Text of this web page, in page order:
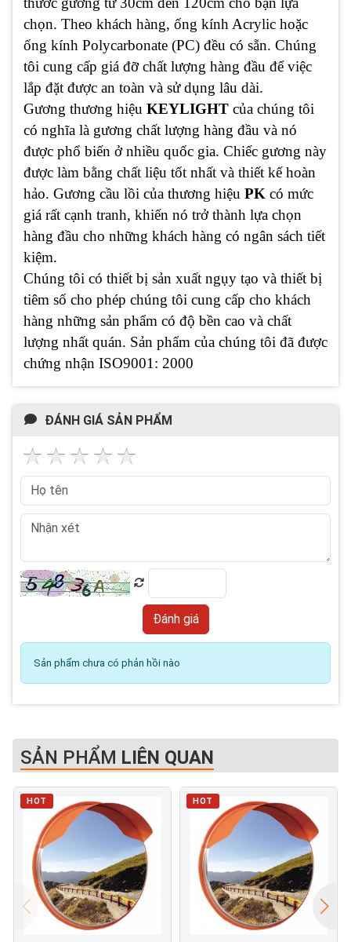
chọn. Theo khách hàng, ống kính Acrylic hoặc
ống kính Polycarbonate (PC) đều có sẵn. Chúng
tôi cung cấp giá đỡ chất lượng hàng đầu để việc
lắp đặt được an toàn và sử dụng lâu dài.
Gương thương hiệu KEYLIGHT của chúng tôi
có nghĩa là gương chất lượng hàng đầu và nó
được phổ biến ở nhiều quốc gia. Chiếc gương này
được làm bằng chất liệu tốt nhất và thiết kế hoàn
hảo. Gương cầu lồi của thương hiệu PK có mức
giá rất cạnh tranh, khiến nó trở thành lựa chọn
hàng đầu cho những khách hàng có ngân sách tiết
kiệm.
Chúng tôi có thiết bị sản xuất ngụy tạo và thiết bị
tiêm số cho phép chúng tôi cung cấp cho khách
hàng những sản phẩm có độ bền cao và chất
lượng nhất quán. Sản phẩm của chúng tôi đã được
chứng nhận ISO9001: 2000
ĐÁNH GIÁ SẢN PHẨM
Sản phẩm chưa có phản hồi nào
SẢN PHẨM LIÊN QUAN
HOT HOT